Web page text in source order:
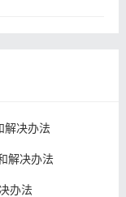
解决办法
解决办法
办法